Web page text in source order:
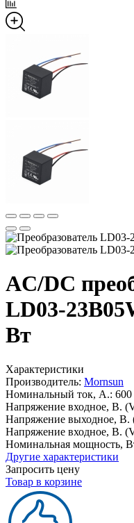
AC/DC
LD03-
Вт
Характеристики
Производитель: Mornsun
Номинальный ток, А.: 600
Напряжение входное, В.
Напряжение выходное, В.
Напряжение входное, В.
Номинальная мощность,
Другие характеристики
Запросить цену
Товар в корзине